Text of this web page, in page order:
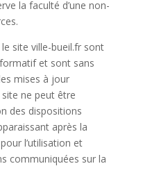
la faculté d’une non-
site ville-bueil.fr sont
et sont sans
mises à jour
ne peut être
des dispositions
après la
l’utilisation et
communiquées sur la